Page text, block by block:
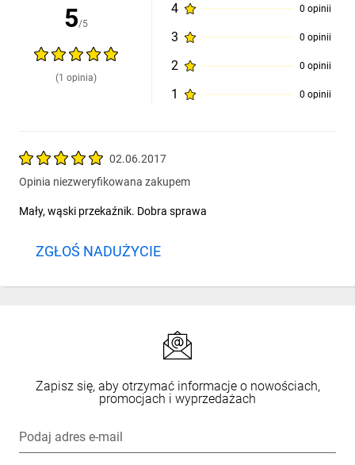
5/5
(1 opinia)
4 0 opinii
3 0 opinii
2 0 opinii
1 0 opinii
02.06.2017
Opinia niezweryfikowana zakupem
Mały, wąski przekaźnik. Dobra sprawa
ZGŁOŚ NADUŻYCIE
Zapisz się, aby otrzymać informacje o nowościach,
promocjach i wyprzedażach
Podaj adres e-mail